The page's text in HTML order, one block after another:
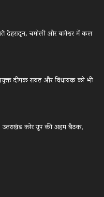
चमोली और बागेश्वर में कल
दीपक रावत और विधायक को भी
कोर ग्रुप की अहम बैठक,